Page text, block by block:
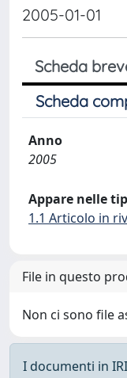
2005-01-01
Scheda
Scheda
Anno
2005
Appare nelle
1.1 Articolo in
File in questo
Non ci sono file
I documenti in